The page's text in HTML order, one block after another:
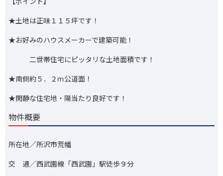
★土地は正味１１５坪です！
★お好みのハウスメーカーで建築可能！
二世帯住宅にピッタリな土地面積です！
★南側約５．２ｍ公道面！
★閑静な住宅地・陽当たり良好です！
物件概要
所在地／所沢市荒幡
交 通／西武園線「西武園」駅徒歩９分